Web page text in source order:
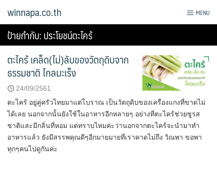
winnapa.co.th MENU
ป้ายกำกับ:ประโยชน์ตะไคร้
ตะไคร้ เคล็ด(ไม่)ลับของวัตถุดิบจาก
ธรรมชาติ ไกลมะเร็ง
24/09/2561
ตะไคร้ อยู่คู่ครัวไทยมาแต่โบราณ เป็นวัตถุดิบของเครื่องแกงที่ขาดไม่
ได้เลย นอกจากนั้นยังใช้ในอาหารอีกหลายๆ อย่างที่ตะไคร้ช่วยชูรส
ชาติและมีกลิ่นที่หอม แต่ทราบไหมค่ะว่านอกจากตะไคร้จะนำมาทำ
อาหารแล้ว ยังมีสรรพคุณดีๆอีกมายมายที่เราคาดไม่ถึง วิณพา ขอพา
ทุกๆคนไปดูกันค่ะ